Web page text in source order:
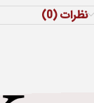
نظرات (0)